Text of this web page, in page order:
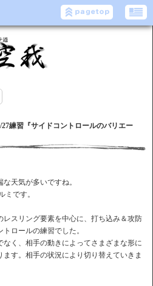
27練習『サイドコントロールのバリエー
天気が多いですね。
です。
スリング要素を中心に、打ち込み＆攻防
ロールの練習でした。
く、相手の動きによってさまざまな形に
す。相手の状況により切り替えていきま